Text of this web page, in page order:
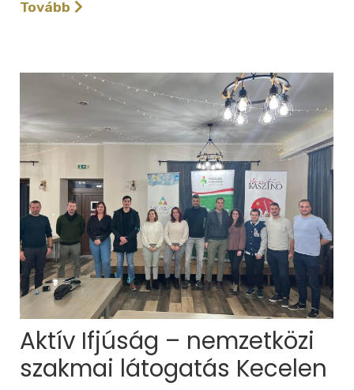
Tovább
Aktív Ifjúság – nemzetközi
szakmai látogatás Kecelen